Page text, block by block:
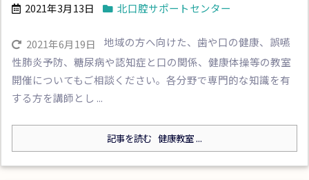
2021年3月13日 北口腔サポートセンター
2021年6月19日
地域の方へ向けた、歯や口の健康、誤嚥
性肺炎予防、糖尿病や認知症と口の関係、健康体操等の教室
開催についてもご相談ください。各分野で専門的な知識を有
する方を講師とし ...
記事を読む 健康教室 ...